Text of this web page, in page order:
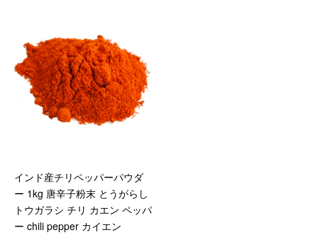
インド産チリペッパーパウダ
ー 1kg 唐辛子粉末 とうがらし
トウガラシ チリ カエン ペッパ
ー chili pepper カイエン